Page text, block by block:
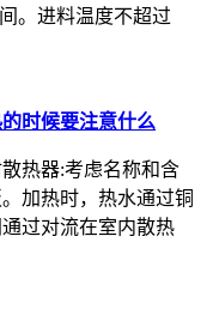
。进料温度不超过
时候要注意什么
热器:考虑名称和含
加热时，热水通过铜
过对流在室内散热